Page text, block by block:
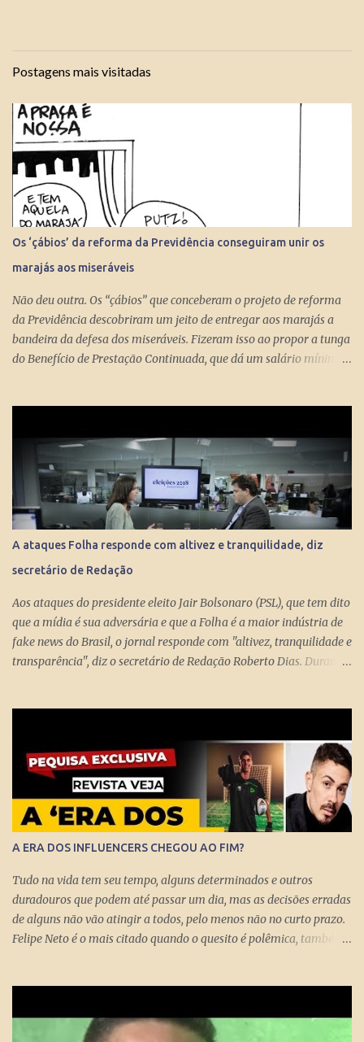
Postagens mais visitadas
Os ‘çábios’ da reforma da Previdência conseguiram unir os
marajás aos miseráveis
Não deu outra. Os “çábios” que conceberam o projeto de reforma
da Previdência descobriram um jeito de entregar aos marajás a
bandeira da defesa dos miseráveis. Fizeram isso ao propor a tunga
do Benefício de Prestação Continuada, que dá um salário mínimo
Família. Com a outra mão querem tomar pelo menos R$ 598
mensais dos miseráveis que têm mais de 65 anos. Eles só terão
direito aos R$ 998 se, e quando, chegarem aos 70 anos. Se o
conserto do rombo da Previdência precisa tungar um benefício
pago aos miseráveis que têm entre 65 e 70 anos, então é melhor
devolver o Brasil a Portugal. ESTUPEFAÇÃO – O ministro Paulo
Guedes produziu um projeto racional e conseguiu apresentá-lo de
forma competente. Na essência, podou privilégios. Essas virtudes
Ela só s...
A ataques Folha responde com altivez e tranquilidade, diz
secretário de Redação
Aos ataques do presidente eleito Jair Bolsonaro (PSL), que tem dito
que a mídia é sua adversária e que a Folha é a maior indústria de
fake news do Brasil, o jornal responde com "altivez, tranquilidade e
transparência", diz o secretário de Redação Roberto Dias. Durante
A ERA DOS INFLUENCERS CHEGOU AO FIM?
Tudo na vida tem seu tempo, alguns determinados e outros
duradouros que podem até passar um dia, mas as decisões erradas
de alguns não vão atingir a todos, pelo menos não no curto prazo.
Felipe Neto é o mais citado quando o quesito é polêmica, também
imediatamente, mas com certeza isso pode chegar para muitos
logo logo. A Rede Mundial de Computadores permite que cada